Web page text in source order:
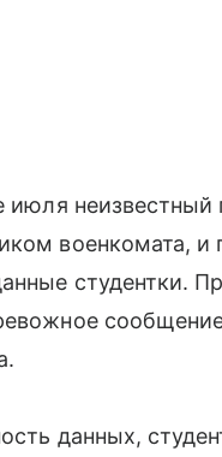
июля
военкомата,
студентки.
данных,